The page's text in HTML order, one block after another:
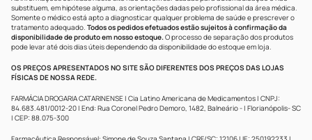
substituem, em hipótese alguma, as orientações dadas pelo profissional da área médica.
Somente o médico está apto a diagnosticar qualquer problema de saúde e prescrever o
tratamento adequado. Todos os pedidos efetuados estão sujeitos à confirmação da
disponibilidade de produto em nosso estoque.O processo de separação dos produtos
pode levar até dois dias úteis dependendo da disponibilidade do estoque em loja.
OS PREÇOS APRESENTADOS NO SITE SÃO DIFERENTES DOS PREÇOS DAS LOJAS
FÍSICAS DE NOSSA REDE.
FARMÁCIA DROGARIA CATARINENSE | Cia Latino Americana de Medicamentos | CNPJ:
84.683.481/0012-20 | End: Rua Coronel Pedro Demoro, 1482, Balneário - | Florianópolis- SC
| CEP: 88.075-300